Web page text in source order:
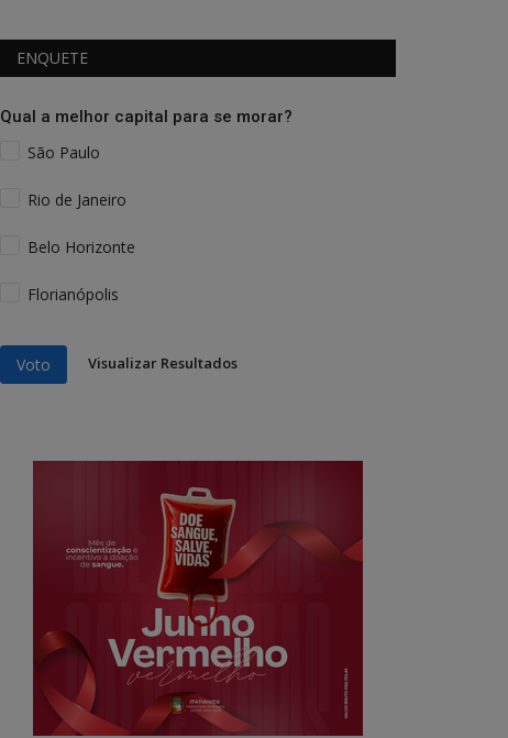
ENQUETE
Qual a melhor capital para se morar?
São Paulo
Rio de Janeiro
Belo Horizonte
Florianópolis
Voto Visualizar Resultados